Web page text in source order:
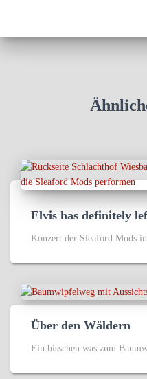
Elvis has definitely
Konzert der Sleaford Mods
Über den Wäldern
Ein bisschen was zum